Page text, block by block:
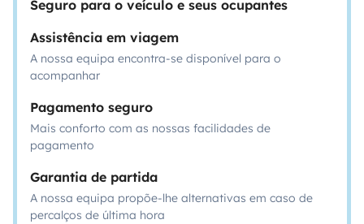
Seguro para o veículo e seus ocupantes
Assistência em viagem
A nossa equipa encontra-se disponível para o
acompanhar
Pagamento seguro
Mais conforto com as nossas facilidades de
pagamento
Garantia de partida
A nossa equipa propõe-lhe alternativas em caso de
percalços de última hora